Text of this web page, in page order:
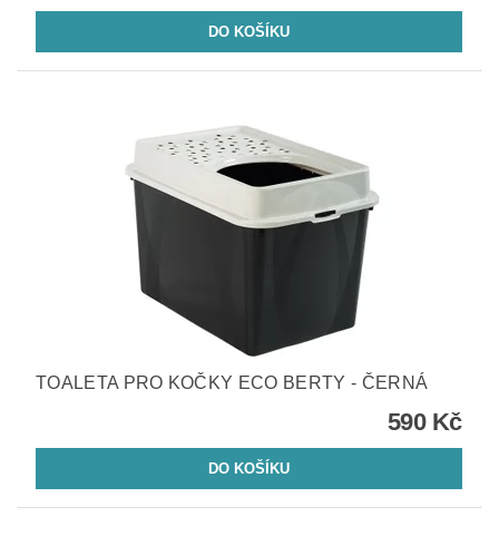
TOALETA PRO KOČKY ECO BERTY - ČERNÁ
590 Kč